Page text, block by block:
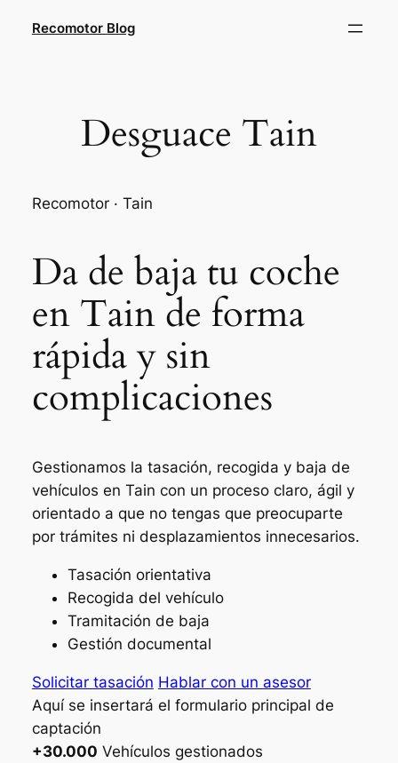
Recomotor Blog
Desguace Tain
Recomotor · Tain
Da de baja tu coche
en Tain de forma
rápida y sin
complicaciones
Gestionamos la tasación, recogida y baja de
vehículos en Tain con un proceso claro, ágil y
orientado a que no tengas que preocuparte
por trámites ni desplazamientos innecesarios.
Tasación orientativa
Recogida del vehículo
Tramitación de baja
Gestión documental
Solicitar tasación Hablar con un asesor
Aquí se insertará el formulario principal de
captación
+30.000 Vehículos gestionados